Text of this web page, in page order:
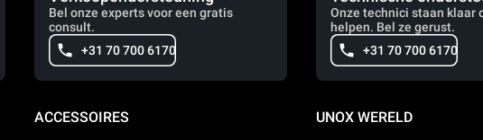
Bel onze experts voor een gratis
consult.
+31 70 700 6170
Onze technici staan klaar
helpen. Bel ze gerust.
+31 70 700 6170
ACCESSOIRES UNOX WERELD